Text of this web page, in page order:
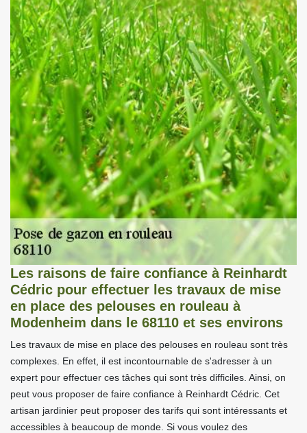
Les raisons de faire confiance à Reinhardt
Cédric pour effectuer les travaux de mise
en place des pelouses en rouleau à
Modenheim dans le 68110 et ses environs
Les travaux de mise en place des pelouses en rouleau sont très
complexes. En effet, il est incontournable de s'adresser à un
expert pour effectuer ces tâches qui sont très difficiles. Ainsi, on
peut vous proposer de faire confiance à Reinhardt Cédric. Cet
artisan jardinier peut proposer des tarifs qui sont intéressants et
accessibles à beaucoup de monde. Si vous voulez des